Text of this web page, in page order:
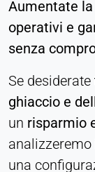
Aumentate
operativi e
senza
Se desiderate
ghiaccio e
un risparmio
una